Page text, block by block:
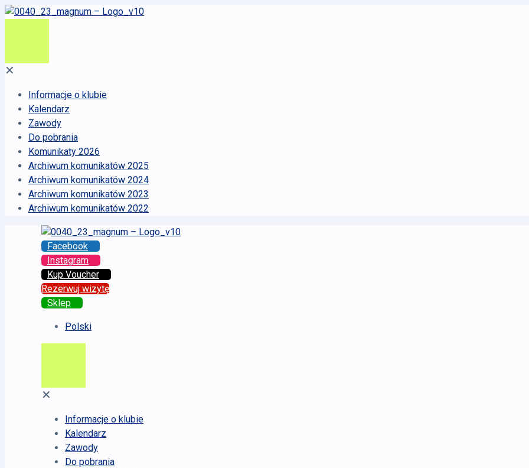
✕
Informacje o klubie
Kalendarz
Zawody
Do pobrania
Komunikaty 2026
Archiwum komunikatów 2025
Archiwum komunikatów 2024
Archiwum komunikatów 2023
Archiwum komunikatów 2022
Facebook
Instagram
Kup Voucher
Rezerwuj wizytę
Sklep
Polski
✕
Informacje o klubie
Kalendarz
Zawody
Do pobrania